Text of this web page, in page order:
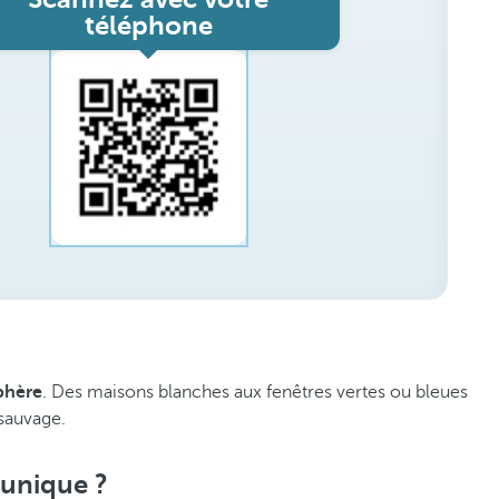
téléphone
. Des maisons blanches aux fenêtres vertes ou bleues
?